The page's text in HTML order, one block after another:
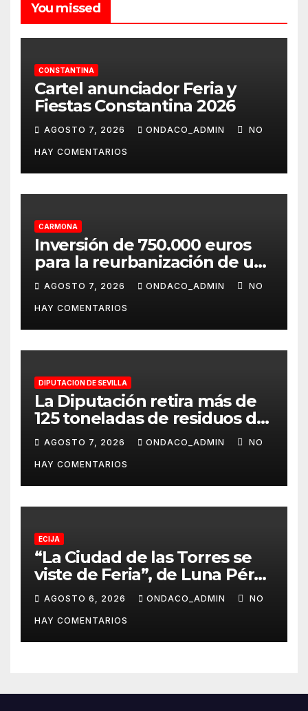
You missed
CONSTANTINA
Cartel anunciador Feria y
Fiestas Constantina 2026
AGOSTO 7, 2026 ONDACO_ADMIN NO
HAY COMENTARIOS
CARMONA
Inversión de 750.000 euros
para la reurbanización de un
tramo de la calle Extramuros
de San Felipe de Carmona
AGOSTO 7, 2026 ONDACO_ADMIN NO
HAY COMENTARIOS
DIPUTACION DE SEVILLA
La Diputación retira más de
125 toneladas de residuos de
los itinerarios al Rocío al
cierre del dispositivo de
limpieza del Plan Romero
AGOSTO 7, 2026 ONDACO_ADMIN NO
HAY COMENTARIOS
ECIJA
“La Ciudad de las Torres se
viste de Feria”, de Luna Pérez
Flores, cartel anunciador de
la Real Feria de Écija 2026
AGOSTO 6, 2026 ONDACO_ADMIN NO
HAY COMENTARIOS